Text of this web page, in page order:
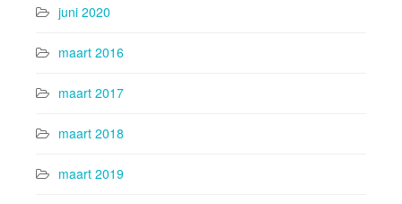
juni 2020
maart 2016
maart 2017
maart 2018
maart 2019